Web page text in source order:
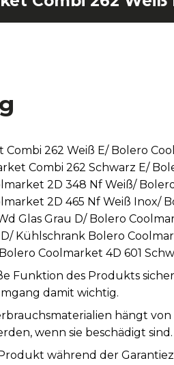
262 Weiß E/ Bolero
Combi 262 Schwarz E/
2D 348 Nf Weiß/
2D 465 Nf Weiß Inox/
Glas Grau D/ Bolero
Kühlschrank Bolero
Coolmarket 4D 601
Funktion des Produkts
damit wichtig.
hängt
wenn sie beschädigt sind.
während der